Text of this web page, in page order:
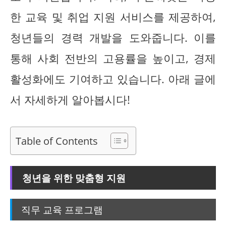
한 교육 및 취업 지원 서비스를 제공하여,
청년들의 경력 개발을 도와줍니다. 이를
통해 사회 전반의 고용률을 높이고, 경제
활성화에도 기여하고 있습니다. 아래 글에
서 자세하게 알아봅시다!
Table of Contents
청년을 위한 맞춤형 지원
직무 교육 프로그램